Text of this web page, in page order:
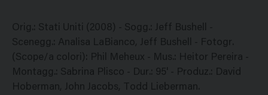
Orig.: Stati Uniti (2008) - Sogg.: Jeff Bushell -
Scenegg.: Analisa LaBianco, Jeff Bushell - Fotogr.
(Scope/a colori): Phil Meheux - Mus.: Heitor Pereira -
Montagg.: Sabrina Plisco - Dur.: 95' - Produz.: David
Hoberman, John Jacobs, Todd Lieberman.